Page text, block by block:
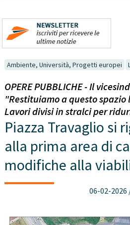
Ambiente, Università, Progetti europei
OPERE PUBBLICHE - Il
"Restituiamo a questo spazio
Lavori divisi in stralci per
Piazza Travaglio si
alla prima area di
modifiche alla
06-02-